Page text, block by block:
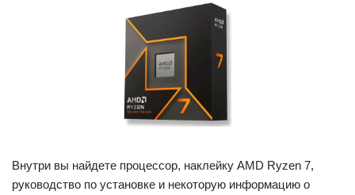
Внутри вы найдете процессор, наклейку AMD Ryzen 7,
руководство по установке и некоторую информацию о